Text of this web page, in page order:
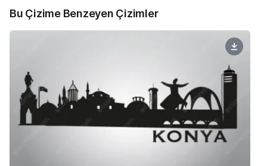
Bu Çizime Benzeyen Çizimler